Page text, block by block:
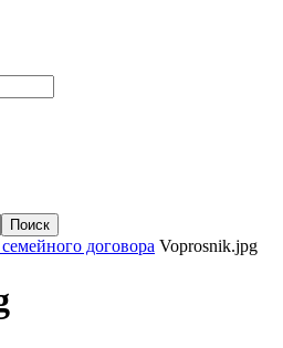
договора Voprosnik.jpg